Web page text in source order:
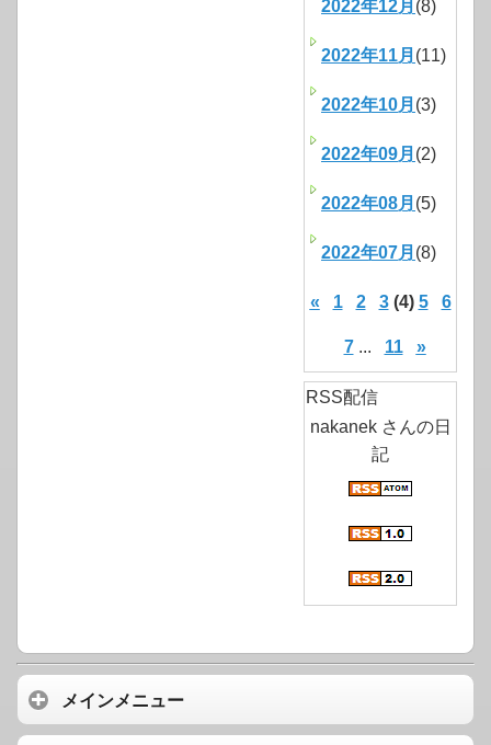
2022年12月 (8)
2022年11月 (11)
2022年10月 (3)
2022年09月 (2)
2022年08月 (5)
2022年07月 (8)
« 1 2 3 (4) 5 6
7... 11 »
RSS配信
nakanek さんの日
記
メインメニュー